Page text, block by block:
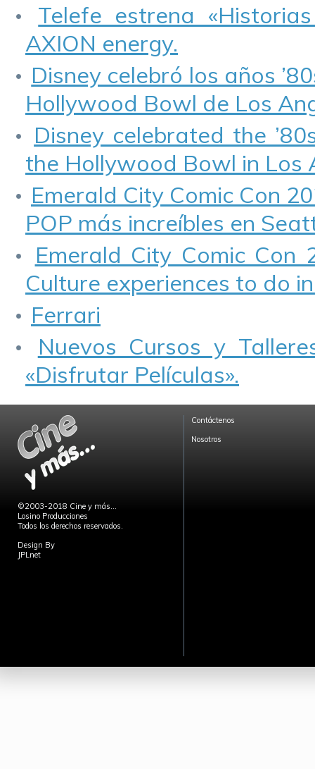
Telefe estrena
AXION energy.
Disney celebró los años
Hollywood Bowl de Los
Disney celebrated the
the Hollywood Bowl in Los
Emerald City Comic Con
POP más increíbles en
Emerald City Comic
Culture experiences to do
Ferrari
Nuevos Cursos y
«Disfrutar Películas».
©2003-2018 Cine y más...
Losino Producciones
Todos los derechos reservados.
Design By
JPLnet
Contáctenos
Nosotros